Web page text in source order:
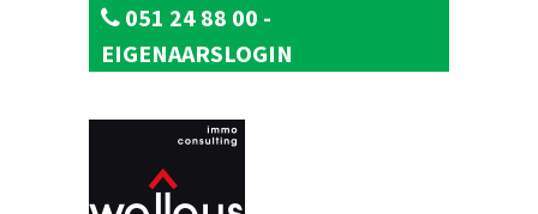
051 24 88 00 -
EIGENAARSLOGIN